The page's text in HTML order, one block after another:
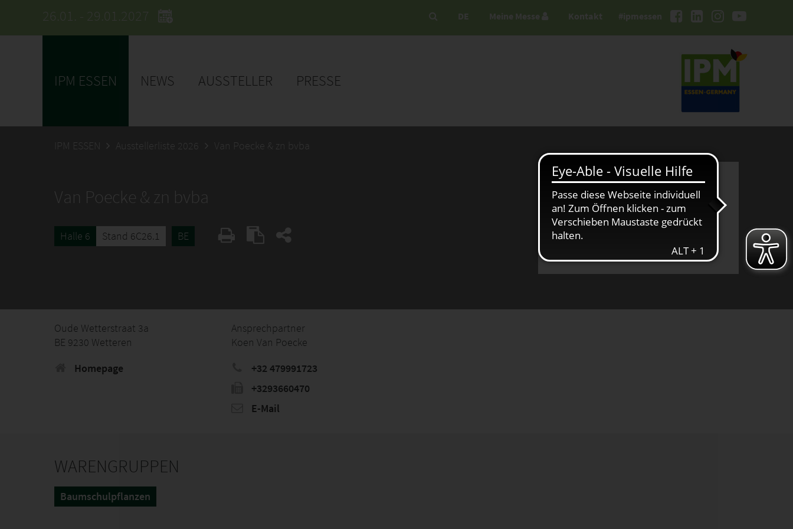
26.01. - 29.01.2027 #ipmessen
DE Meine Messe Kontakt
IPM ESSEN NEWS AUSSTELLER PRESSE
IPM ESSEN Ausstellerliste 2026 Van Poecke & zn bvba
Van Poecke & zn bvba
Halle 6 Stand 6C26.1 BE
Oude Wetterstraat 3a
BE 9230 Wetteren
Homepage
Ansprechpartner
Koen Van Poecke
+32 479991723
+3293660470
E-Mail
WARENGRUPPEN
Baumschulpflanzen